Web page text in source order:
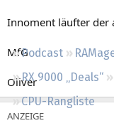
Podcast
RX 9000 „Deals“
CPU-Rangliste
Innoment läufter der
MfG
Oliver